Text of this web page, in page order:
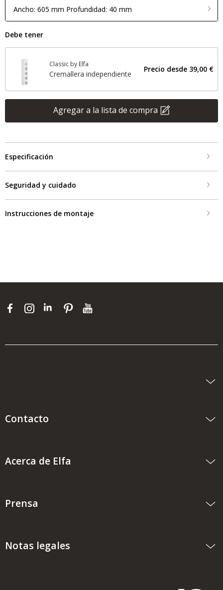
Ancho: 605 mm Profundidad: 40 mm
Debe tener
Classic by Elfa
Cremallera independiente
Precio desde 39,00 €
Agregar a la lista de compra
Especificación
Seguridad y cuidado
Instrucciones de montaje
Contacto
Acerca de Elfa
Prensa
Notas legales